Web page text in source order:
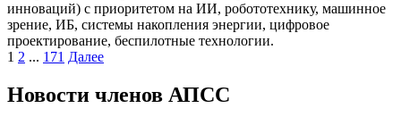
инноваций) с приоритетом на ИИ, робототехнику, машинное
зрение, ИБ, системы накопления энергии, цифровое
проектирование, беспилотные технологии.
1 2 ... 171 Далее
Новости членов АПСС